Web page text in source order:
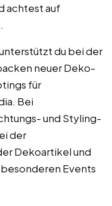
achtest auf
du bei der
neuer Deko-
für
Bei
und Styling-
der
Dekoartikel und
Events